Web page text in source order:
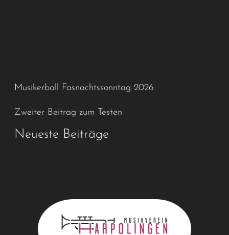
Musikerball Fasnachtssonntag 2026
Zweiter Beitrag zum Testen
Neueste Beiträge